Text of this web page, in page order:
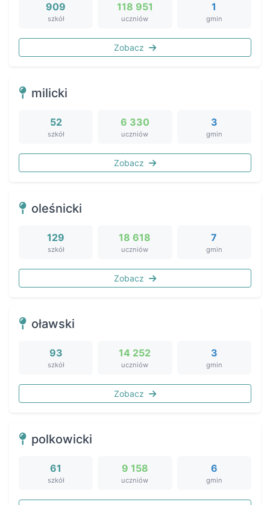
909
szkół
118 951
uczniów
1
gmin
Zobacz
milicki
52
szkół
6 330
uczniów
3
gmin
Zobacz
oleśnicki
129
szkół
18 618
uczniów
7
gmin
Zobacz
oławski
93
szkół
14 252
uczniów
3
gmin
Zobacz
polkowicki
61
szkół
9 158
uczniów
6
gmin